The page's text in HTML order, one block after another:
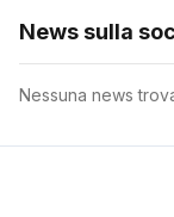
News sulla
Nessuna news